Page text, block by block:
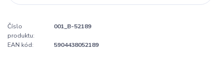
Číslo
produktu:
001_B-52189
EAN kód: 5904438052189